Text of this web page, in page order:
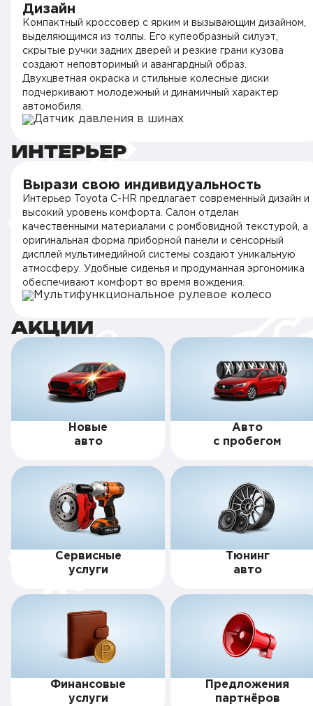
Дизайн
Компактный кроссовер с ярким и вызывающим дизайном,
выделяющимся из толпы. Его купеобразный силуэт,
скрытые ручки задних дверей и резкие грани кузова
создают неповторимый и авангардный образ.
Двухцветная окраска и стильные колесные диски
подчеркивают молодежный и динамичный характер
автомобиля.
ИНТЕРЬЕР
Вырази свою индивидуальность
Интерьер Toyota C-HR предлагает современный дизайн и
высокий уровень комфорта. Салон отделан
качественными материалами с ромбовидной текстурой, а
оригинальная форма приборной панели и сенсорный
дисплей мультимедийной системы создают уникальную
атмосферу. Удобные сиденья и продуманная эргономика
обеспечивают комфорт во время вождения.
АКЦИИ
Новые
авто
Авто
с пробегом
Сервисные
услуги
Тюнинг
авто
Финансовые
услуги
Предложения
партнёров